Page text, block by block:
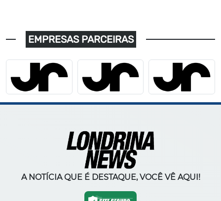
EMPRESAS PARCEIRAS
A NOTÍCIA QUE É DESTAQUE, VOCÊ VÊ AQUI!